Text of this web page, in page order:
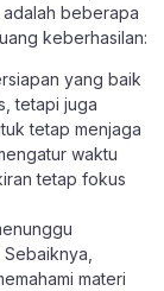
beberapa
keberhasilan:
yang baik
tetapi juga
tetap menjaga
waktu
tetap fokus
materi